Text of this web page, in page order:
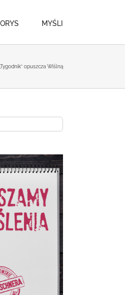
MYŚLI
„Tygodnik” opuszcza Wiślną